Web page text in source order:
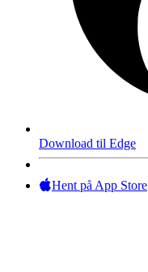
Download til Edge
Hent på App Store